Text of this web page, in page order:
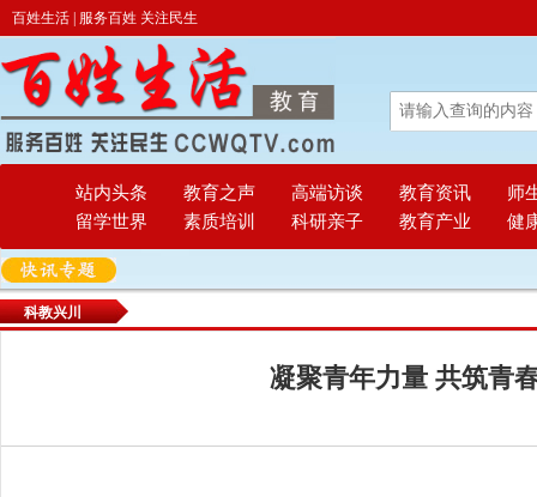
百姓生活 | 服务百姓 关注民生
站内头条 教育之声 高端访谈 教育资讯
师
留学世界
素质培训 科研亲子 教育产业 健
科教兴川
凝聚青年力量 共筑青